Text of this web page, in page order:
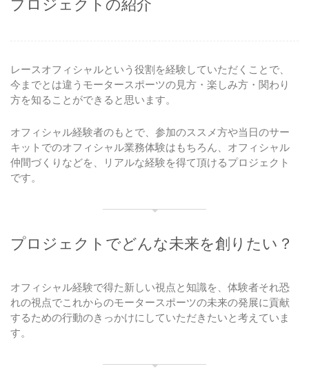
プロジェクトの紹介
レースオフィシャルという役割を経験していただくことで、
今までとは違うモータースポーツの見方・楽しみ方・関わり
方を知ることができると思います。
オフィシャル経験者のもとで、参加のススメ方や当日のサー
キットでのオフィシャル業務体験はもちろん、オフィシャル
仲間づくりなどを、リアルな経験を得て頂けるプロジェクト
です。
プロジェクトでどんな未来を創りたい？
オフィシャル経験で得た新しい視点と知識を、体験者それ恐
れの視点でこれからのモータースポーツの未来の発展に貢献
するための行動のきっかけにしていただきたいと考えていま
す。